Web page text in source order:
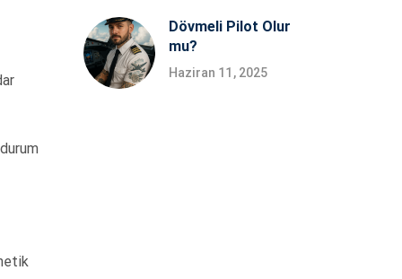
Dövmeli Pilot Olur
mu?
Haziran 11, 2025